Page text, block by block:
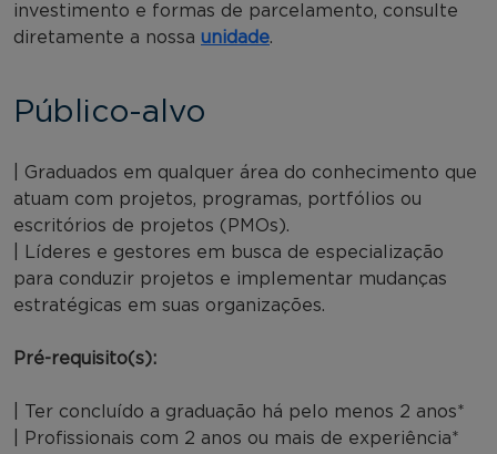
investimento e formas de parcelamento, consulte
diretamente a nossa unidade.
Público-alvo
| Graduados em qualquer área do conhecimento que
atuam com projetos, programas, portfólios ou
escritórios de projetos (PMOs).
| Líderes e gestores em busca de especialização
para conduzir projetos e implementar mudanças
estratégicas em suas organizações.
Pré-requisito(s):
| Ter concluído a graduação há pelo menos 2 anos*
| Profissionais com 2 anos ou mais de experiência*